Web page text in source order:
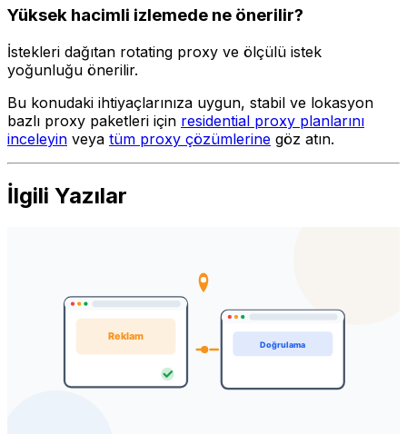
Yüksek hacimli izlemede ne önerilir?
İstekleri dağıtan rotating proxy ve ölçülü istek
yoğunluğu önerilir.
Bu konudaki ihtiyaçlarınıza uygun, stabil ve lokasyon
bazlı proxy paketleri için residential proxy planlarını
inceleyin veya tüm proxy çözümlerine göz atın.
İlgili Yazılar